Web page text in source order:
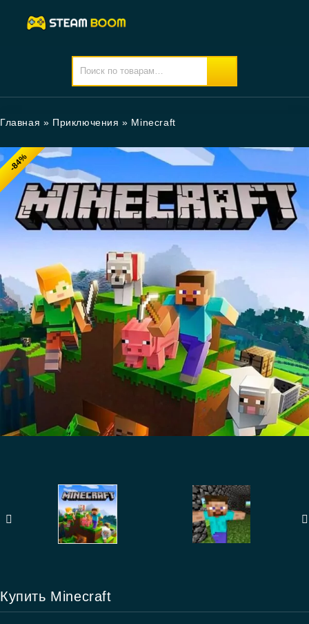
Главная » Приключения » Minecraft
-84%
Купить Minecraft